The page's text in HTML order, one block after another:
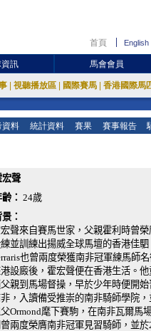
首頁 English
訊 馬會會員
視聽播放區 國際賽馬 香港國際馬
資料 統計資料 賽果 賽事報告
宏聲
： 24歲
：
聲來自賽馬世家，父親霍利時曾
並訓練出揚威全球馬壇的香港佳
也曾兩度榮獲南非冠軍練馬師
設廄後，霍宏聲便在香港生活。
父親到馬場督操，早於少年時便開
，入讀備受推崇的南非騎師學院
Ormond麾下賽駒，在南非瓦爾馬
曾兩度榮膺南非冠軍見習騎師，並